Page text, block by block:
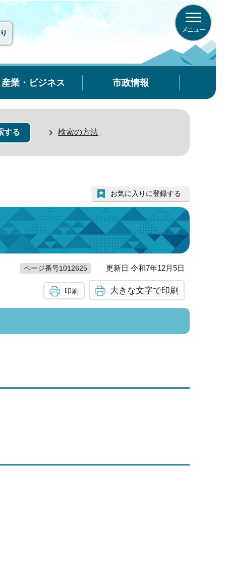
メニュー
産業・ビジネス 市政情報
検索の方法
お気に入りに登録する
ページ番号1012625 更新日 令和7年12月5日
印刷 大きな文字で印刷